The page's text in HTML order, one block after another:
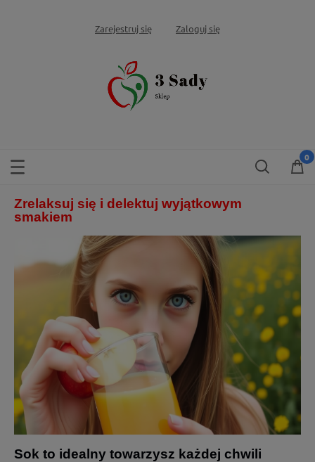
Zarejestruj się Zaloguj się
Zrelaksuj się i delektuj wyjątkowym
smakiem
Sok to idealny towarzysz każdej chwili